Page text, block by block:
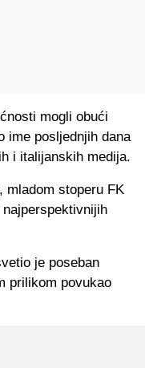
mogli obući
ime posljednjih dana
i italijanskih medija.
mladom stoperu FK
je poseban
prilikom povukao